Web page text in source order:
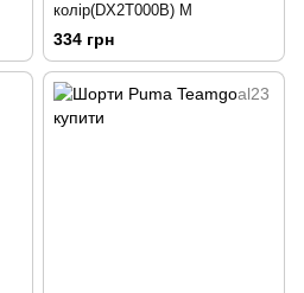
колір(DX2T000B) M
334 грн